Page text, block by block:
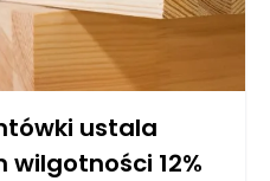
ustala
12%